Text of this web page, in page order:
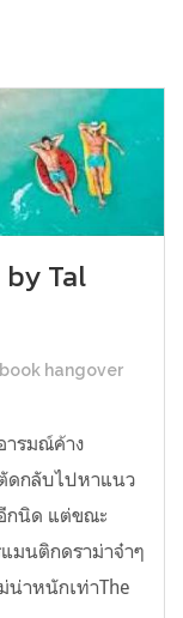
Tal
hangover
ารมณ์ค้าง
ตัดกลับไปหาแนว
กนิด แต่ขณะ
มนติกดราม่าจ๋าๆ
น่าหนักเท่าThe